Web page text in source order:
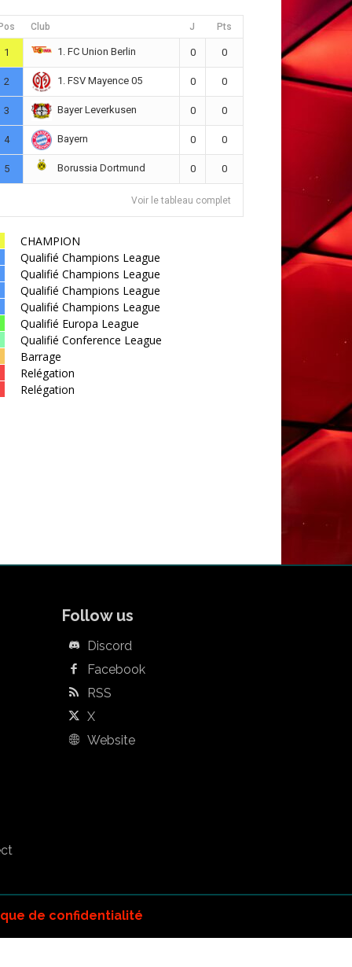
Club J Pts
1 1. FC Union Berlin 0 0
2 1. FSV Mayence 05 0 0
3 Bayer Leverkusen 0 0
4 Bayern 0 0
5 Borussia Dortmund 0 0
Voir le tableau complet
CHAMPION
Qualifié Champions League
Qualifié Champions League
Qualifié Champions League
Qualifié Champions League
Qualifié Europa League
Qualifié Conference League
Barrage
Relégation
Relégation
Follow us
Discord
Facebook
RSS
X
Website
de confidentialité